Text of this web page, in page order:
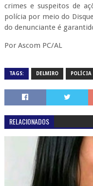
crimes e suspeitos de
polícia por meio do
do denunciante é
Por Ascom PC/AL
TAGS: DELMIRO POLÍCIA
RELACIONADOS